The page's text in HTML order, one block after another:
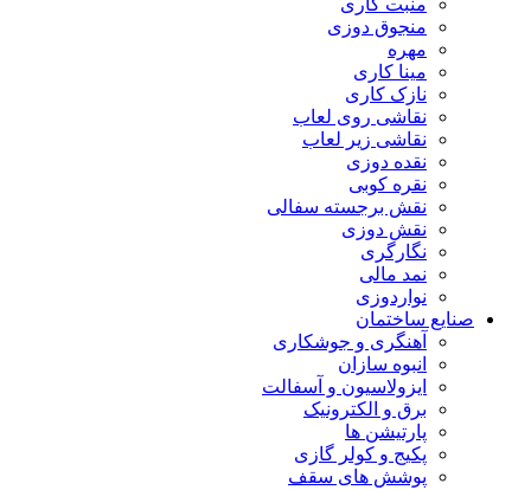
منبت کاری
منجوق دوزی
مهره
مینا کاری
نازک کاری
نقاشی روی لعاب
نقاشی زیر لعاب
نقده دوزی
نقره کوبی
نقش برجسته سفالی
نقش دوزی
نگارگری
نمد مالی
نواردوزی
صنایع ساختمان
آهنگری و جوشکاری
انبوه سازان
ایزولاسیون و آسفالت
برق و الکترونیک
پارتیشن ها
پکیج و کولر گازی
پوشش های سقف